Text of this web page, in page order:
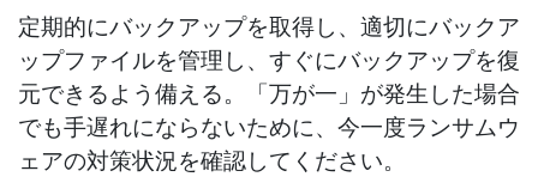
定期的にバックアップを取得し、適切にバックア
ップファイルを管理し、すぐにバックアップを復
元できるよう備える。「万が一」が発生した場合
でも手遅れにならないために、今一度ランサムウ
ェアの対策状況を確認してください。